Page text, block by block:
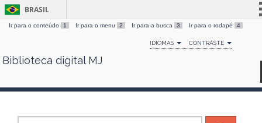
Skip
BRASIL
Simplifique!
Comunica BR
Canais
Ir para o conteúdo 1 Ir para o menu 2 Ir para a busca 3 Ir para o rodapé 4
IDIOMAS CONTRASTE
Biblioteca digital MJ